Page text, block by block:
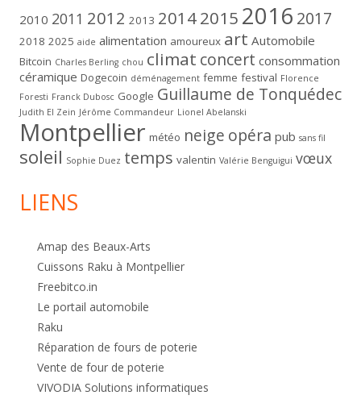
2010 2011 2012 2013 20142015 2016 2017
2018 2025 aide alimentation amoureux art Automobile
Bitcoin Charles Berling chou climat concert consommation
céramique Dogecoin déménagement femme festival Florence
Foresti Franck Dubosc Google Guillaume de Tonquédec
Judith El Zein Jérôme Commandeur Lionel Abelanski
Montpellier météo neige opéra pub sans fil
soleil Sophie Duez temps valentin Valérie Benguigui vœux
LIENS
Amap des Beaux-Arts
Cuissons Raku à Montpellier
Freebitco.in
Le portail automobile
Raku
Réparation de fours de poterie
Vente de four de poterie
VIVODIA Solutions informatiques